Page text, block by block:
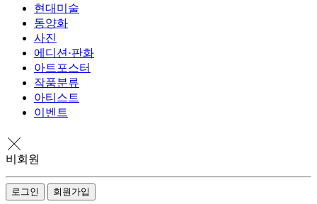
현대미술
동양화
사진
에디션·판화
아트포스터
작품분류
아티스트
이벤트
비회원
로그인 회원가입